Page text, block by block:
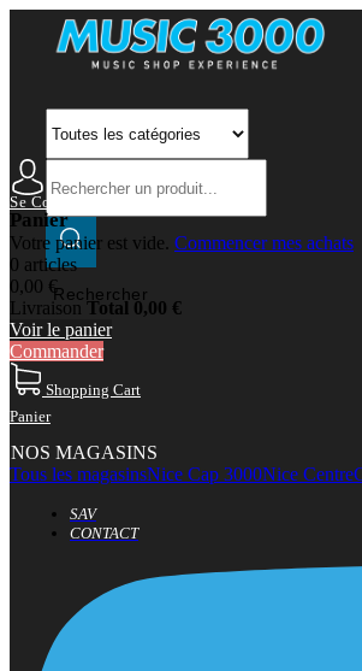
Rechercher
Se Connecter Mon Compte
Panier
Votre panier est vide. Commencer mes achats
0 articles
0,00 €
Livraison Total 0,00 €
Voir le panier
Commander
Shopping Cart
Panier
NOS MAGASINS
Tous les magasinsNice Cap 3000Nice Centre
SAV
CONTACT